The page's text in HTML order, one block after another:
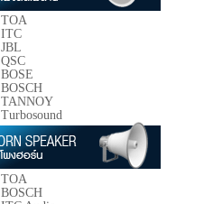
TOA
ITC
JBL
QSC
BOSE
BOSCH
TANNOY
Turbosound
TOA
BOSCH